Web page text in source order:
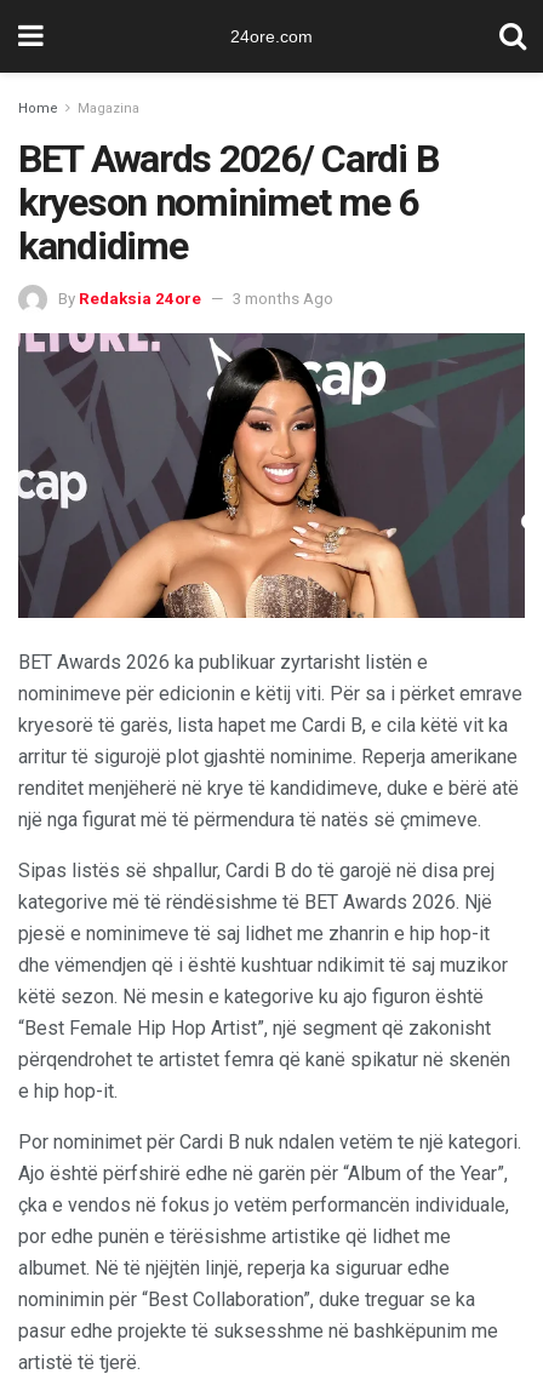
24ore.com
Home Magazina
BET Awards 2026/ Cardi B
kryeson nominimet me 6
kandidime
By Redaksia 24ore 3 months Ago
BET Awards 2026 ka publikuar zyrtarisht listën e
nominimeve për edicionin e këtij viti. Për sa i përket emrave
kryesorë të garës, lista hapet me Cardi B, e cila këtë vit ka
arritur të sigurojë plot gjashtë nominime. Reperja amerikane
renditet menjëherë në krye të kandidimeve, duke e bërë atë
një nga figurat më të përmendura të natës së çmimeve.
Sipas listës së shpallur, Cardi B do të garojë në disa prej
kategorive më të rëndësishme të BET Awards 2026. Një
pjesë e nominimeve të saj lidhet me zhanrin e hip hop-it
dhe vëmendjen që i është kushtuar ndikimit të saj muzikor
këtë sezon. Në mesin e kategorive ku ajo figuron është
“Best Female Hip Hop Artist”, një segment që zakonisht
përqendrohet te artistet femra që kanë spikatur në skenën
e hip hop-it.
Por nominimet për Cardi B nuk ndalen vetëm te një kategori.
Ajo është përfshirë edhe në garën për “Album of the Year”,
çka e vendos në fokus jo vetëm performancën individuale,
por edhe punën e tërësishme artistike që lidhet me
albumet. Në të njëjtën linjë, reperja ka siguruar edhe
nominimin për “Best Collaboration”, duke treguar se ka
pasur edhe projekte të suksesshme në bashkëpunim me
artistë të tjerë.